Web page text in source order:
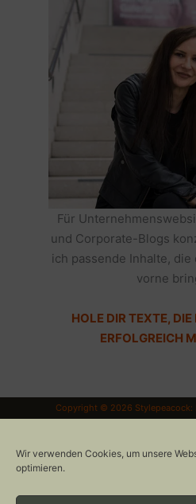
Wir verwenden Cookies, um unsere
optimieren.
Für
und Corporate-Blogs
ich passende Inhalte,
vorne
HOLE DIR TEXTE,
ERFOLGREICH
Copyright © 2026 Stylepeacock: